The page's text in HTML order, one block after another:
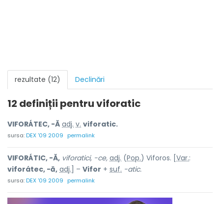
rezultate (12) Declinări
12 definiții pentruviforatic
VIFORÁTEC, -Ă adj. v. viforatic.
sursa:DEX '09 2009 permalink
VIFORÁTIC, -Ă, viforatici, -ce, adj. (Pop.) Viforos. [ Var.:
viforátec, -ă, adj. ] – Vifor + suf. -atic.
sursa:DEX '09 2009 permalink